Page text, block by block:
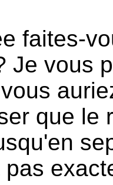
faites-
Je vous
que le